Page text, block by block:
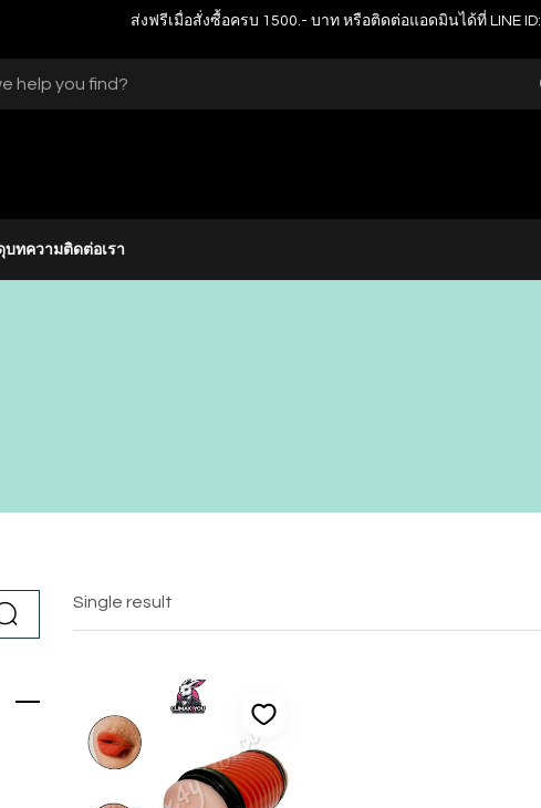
ส่งฟรีเมื่อสั่งซื้อครบ 1500.- บาท หรือติดต่อแอดมินได้ที่ LINE ID:
บทความติดต่อเรา
Single result